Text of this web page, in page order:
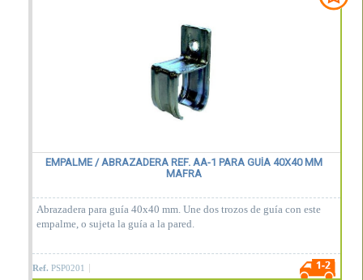
EMPALME / ABRAZADERA REF. AA-1 PARA GUÍA 40X40 MM
MAFRA
Abrazadera para guía 40x40 mm. Une dos trozos de guía con este
empalme, o sujeta la guía a la pared.
Ref. PSP0201